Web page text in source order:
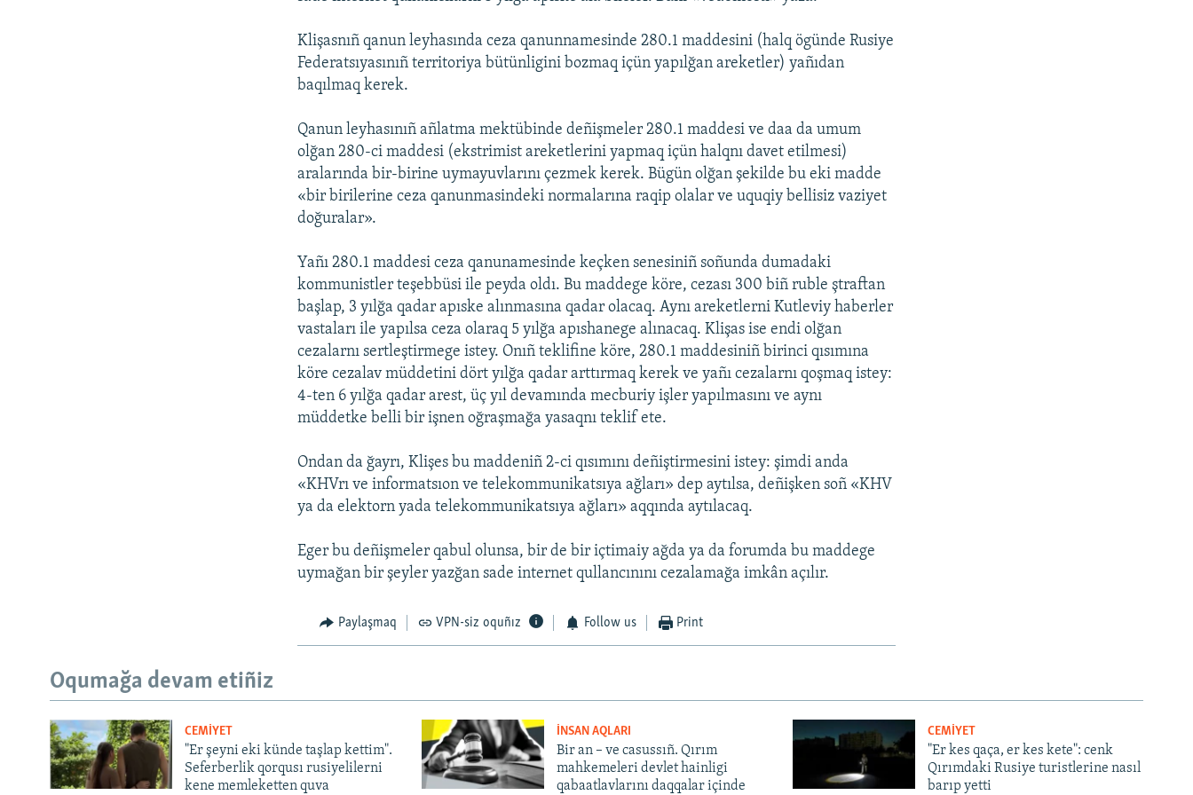
Klişasnıñ qanun leyhasında ceza qanunnamesinde 280.1 maddesini (halq ögünde Rusiye
Federatsıyasınıñ territoriya bütünligini bozmaq içün yapılğan areketler) yañıdan
baqılmaq kerek.
Qanun leyhasınıñ añlatma mektübinde deñişmeler 280.1 maddesi ve daa da umum
olğan 280-ci maddesi (ekstrimist areketlerini yapmaq içün halqnı davet etilmesi)
aralarında bir-birine uymayuvlarını çezmek kerek. Bügün olğan şekilde bu eki madde
«bir birilerine ceza qanunmasindeki normalarına raqip olalar ve uquqiy bellisiz vaziyet
doğuralar».
Yañı 280.1 maddesi ceza qanunamesinde keçken senesiniñ soñunda dumadaki
kommunistler teşebbüsi ile peyda oldı. Bu maddege köre, cezası 300 biñ ruble ştraftan
başlap, 3 yılğa qadar apıske alınmasına qadar olacaq. Aynı areketlerni Kutleviy haberler
vastaları ile yapılsa ceza olaraq 5 yılğa apıshanege alınacaq. Klişas ise endi olğan
cezalarnı sertleştirmege istey. Onıñ teklifine köre, 280.1 maddesiniñ birinci qısımına
köre cezalav müddetini dört yılğa qadar arttırmaq kerek ve yañı cezalarnı qoşmaq istey:
4-ten 6 yılğa qadar arest, üç yıl devamında mecburiy işler yapılmasını ve aynı
müddetke belli bir işnen oğraşmağa yasaqnı teklif ete.
Ondan da ğayrı, Klişes bu maddeniñ 2-ci qısımını deñiştirmesini istey: şimdi anda
«KHVrı ve informatsıon ve telekommunikatsıya ağları» dep aytılsa, deñişken soñ «KHV
ya da elektorn yada telekommunikatsıya ağları» aqqında aytılacaq.
Eger bu deñişmeler qabul olunsa, bir de bir içtimaiy ağda ya da forumda bu maddege
uymağan bir şeyler yazğan sade internet qullancınını cezalamağa imkân açılır.
Paylaşmaq VPN-siz oquñız Follow us Print
Oqumağa devam etiñiz
CEMİYET
"Er şeyni eki künde taşlap kettim".
Seferberlik qorqusı rusiyelilerni
kene memleketten quva
İNSAN AQLARI
Bir an – ve casussıñ. Qırım
mahkemeleri devlet hainligi
qabaatlavlarını daqqalar içinde
CEMİYET
"Er kes qaça, er kes kete": cenk
Qırımdaki Rusiye turistlerine nasıl
barıp yetti